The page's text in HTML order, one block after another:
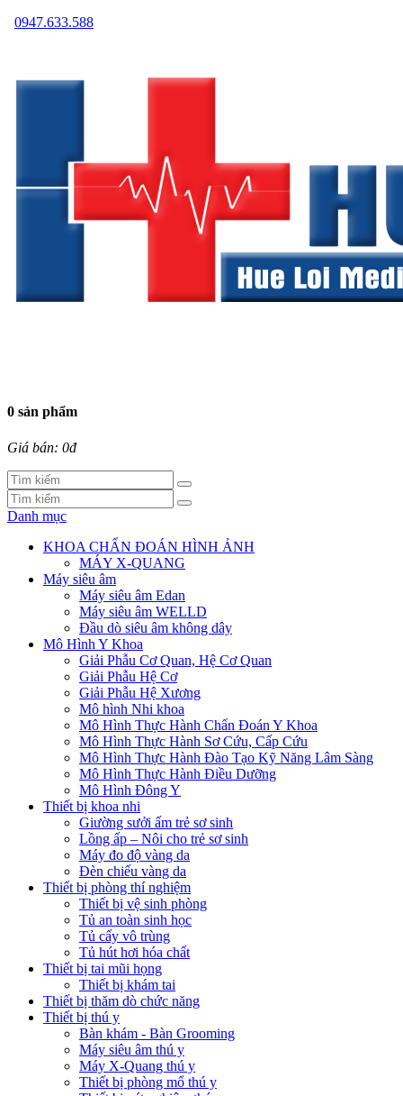
0947.633.588
0 sản phẩm
Giá bán: 0đ
Danh mục
KHOA CHẨN ĐOÁN HÌNH ẢNH
MÁY X-QUANG
Máy siêu âm
Máy siêu âm Edan
Máy siêu âm WELLD
Đầu dò siêu âm không dây
Mô Hình Y Khoa
Giải Phẫu Cơ Quan, Hệ Cơ Quan
Giải Phẫu Hệ Cơ
Giải Phẫu Hệ Xương
Mô hình Nhi khoa
Mô Hình Thực Hành Chẩn Đoán Y Khoa
Mô Hình Thực Hành Sơ Cứu, Cấp Cứu
Mô Hình Thực Hành Đào Tạo Kỹ Năng Lâm Sàng
Mô Hình Thực Hành Điều Dưỡng
Mô Hình Đông Y
Thiết bị khoa nhi
Giường sưởi ấm trẻ sơ sinh
Lồng ấp – Nôi cho trẻ sơ sinh
Máy đo độ vàng da
Đèn chiếu vàng da
Thiết bị phòng thí nghiệm
Thiết bị vệ sinh phòng
Tủ an toàn sinh học
Tủ cấy vô trùng
Tủ hút hơi hóa chất
Thiết bị tai mũi họng
Thiết bị khám tai
Thiết bị thăm dò chức năng
Thiết bị thú y
Bàn khám - Bàn Grooming
Máy siêu âm thú y
Máy X-Quang thú y
Thiết bị phòng mổ thú y